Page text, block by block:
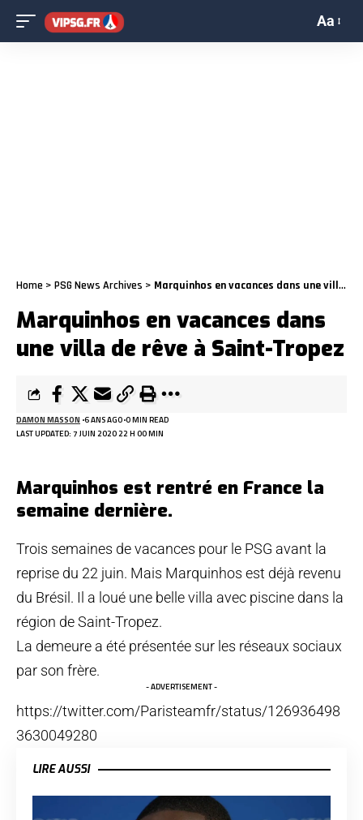
Aa
Home > PSG News Archives > Marquinhos en vacances dans une villa de rêve à Saint-Tropez
Marquinhos en vacances dans
une villa de rêve à Saint-Tropez
LAST UPDATED: 7 JUIN 2020 22 H 00 MIN
DAMON MASSON 6 ANS AGO 0 MIN READ
Marquinhos est rentré en France la
semaine dernière.
Trois semaines de vacances pour le PSG avant la
reprise du 22 juin. Mais Marquinhos est déjà revenu
du Brésil. Il a loué une belle villa avec piscine dans la
région de Saint-Tropez.
La demeure a été présentée sur les réseaux sociaux
par son frère.
- ADVERTISEMENT -
https://twitter.com/Paristeamfr/status/126936498
3630049280
LIRE AUSSI